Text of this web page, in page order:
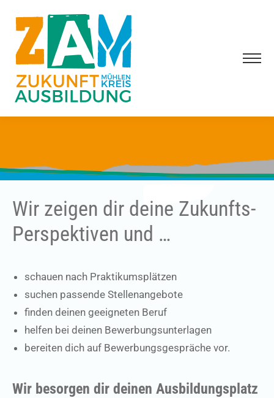
Wir zeigen dir deine Zukunfts-
Perspektiven und …
schauen nach Praktikumsplätzen
suchen passende Stellenangebote
finden deinen geeigneten Beruf
helfen bei deinen Bewerbungsunterlagen
bereiten dich auf Bewerbungsgespräche vor.
Wir besorgen dir deinen Ausbildungsplatz